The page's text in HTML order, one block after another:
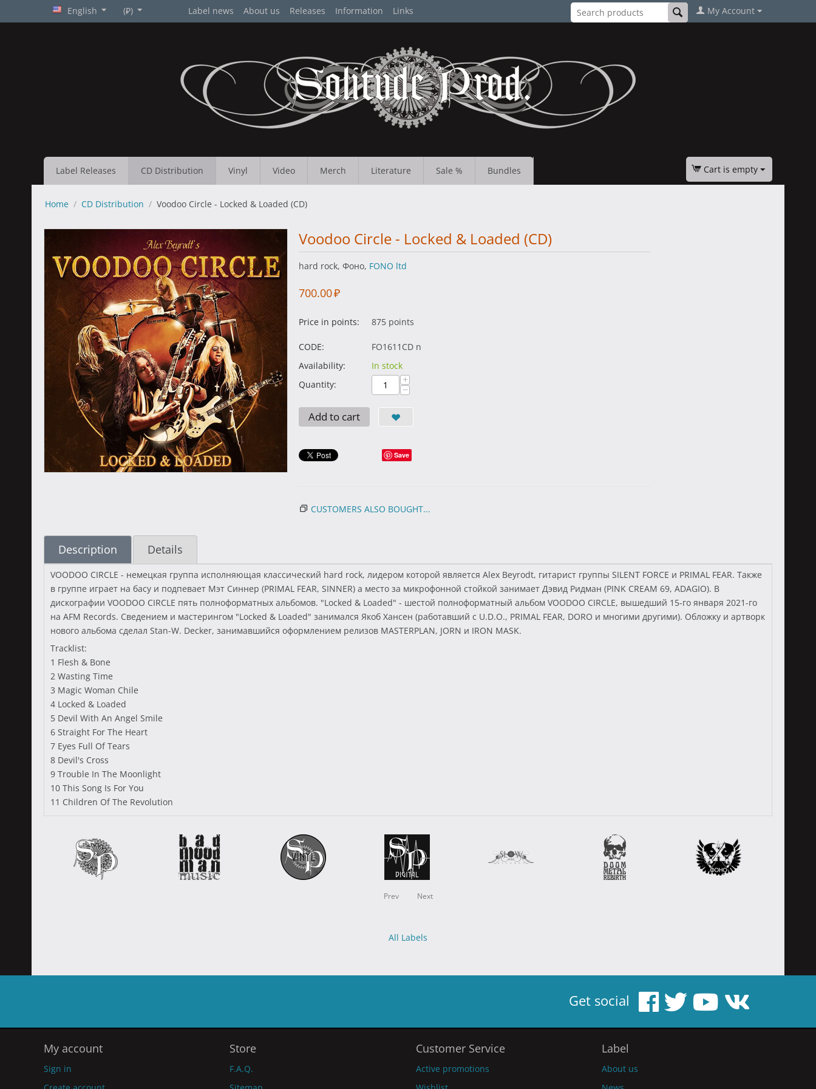
English (₽) Label news About us Releases Information Links My Account
Label Releases CD Distribution Vinyl Video Merch Literature Sale % Bundles Cart is empty
Home / CD Distribution / Voodoo Circle - Locked & Loaded (CD)
Voodoo Circle - Locked & Loaded (CD)
hard rock, Фоно, FONO ltd
700.00₽
Price in points: 875 points
CODE:
FO1611CD n
Availability:
In stock
Quantity:
+
−
Add to cart
Save
CUSTOMERS ALSO BOUGHT...
Description Details
VOODOO CIRCLE - немецкая группа исполняющая классический hard rock, лидером которой является Alex Beyrodt, гитарист группы SILENT FORCE и PRIMAL FEAR. Также
в группе играет на басу и подпевает Мэт Синнер (PRIMAL FEAR, SINNER) а место за микрофонной стойкой занимает Дэвид Ридман (PINK CREAM 69, ADAGIO). В
дискографии VOODOO CIRCLE пять полноформатных альбомов. "Locked & Loaded" - шестой полноформатный альбом VOODOO CIRCLE, вышедший 15-го января 2021-го
на AFM Records. Сведением и мастерингом "Locked & Loaded" занимался Якоб Хансен (работавший с U.D.O., PRIMAL FEAR, DORO и многими другими). Обложку и артворк
нового альбома сделал Stan-W. Decker, занимавшийся оформлением релизов MASTERPLAN, JORN и IRON MASK.
Tracklist:
1 Flesh & Bone
2 Wasting Time
3 Magic Woman Chile
4 Locked & Loaded
5 Devil With An Angel Smile
6 Straight For The Heart
7 Eyes Full Of Tears
8 Devil's Cross
9 Trouble In The Moonlight
10 This Song Is For You
11 Children Of The Revolution
Prev Next
All Labels
Get social
My account
Sign in
Store
F.A.Q.
Customer Service
Active promotions
Label
About us